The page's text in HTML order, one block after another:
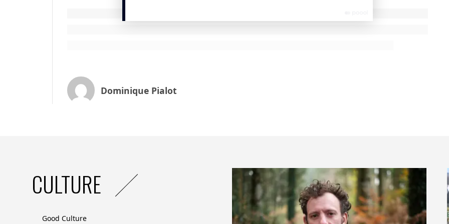
binôme, associant un dirigeant à un «
dans l’aventure.Dominique Pialot
CULTURE
Good Culture